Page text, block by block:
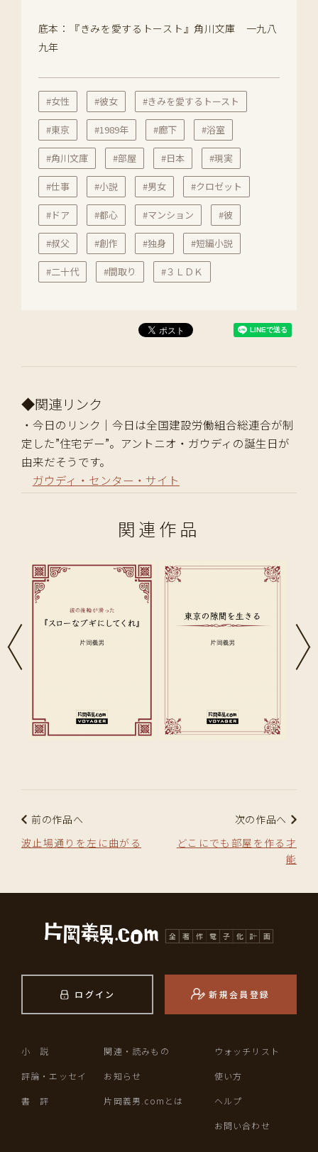
底本：『きみを愛するトースト』角川文庫 一九八
九年
#女性 #彼女 #きみを愛するトースト
#東京 #1989年 #廊下 #浴室
#角川文庫 #部屋 #日本 #現実
#仕事 #小説 #男女 #クロゼット
#ドア #都心 #マンション #彼
#叔父 #創作 #独身 #短編小説
#二十代 #間取り #３ＬＤＫ
◆関連リンク
・今日のリンク｜今日は全国建設労働組合総連合が制
定した”住宅デー”。アントニオ・ガウディの誕生日が
由来だそうです。
ガウディ・センター・サイト
関連作品
前の作品へ
波止場通りを左に曲がる
次の作品へ
どこにでも部屋を作る才
能
ログイン 新規会員登録
小 説
評論・エッセイ
書 評
関連・読みもの
お知らせ
片岡義男.comとは
ウォッチリスト
使い方
ヘルプ
お問い合わせ